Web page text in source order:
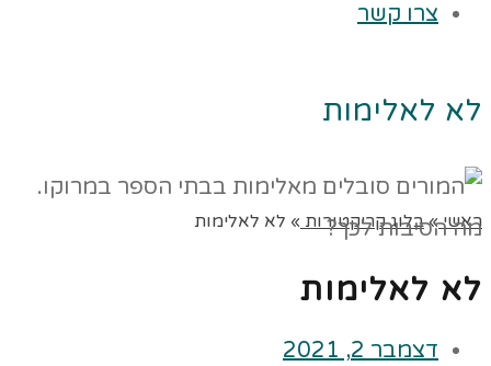
צרו קשר
לא לאלימות
ראשי » בלוג קריקטורות » לא לאלימות
לא לאלימות
דצמבר 2, 2021